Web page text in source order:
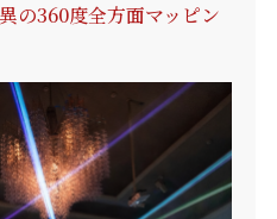
の360度全方面マッピン